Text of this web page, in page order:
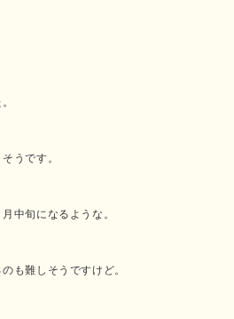
うです。
中旬になるような。
も難しそうですけど。